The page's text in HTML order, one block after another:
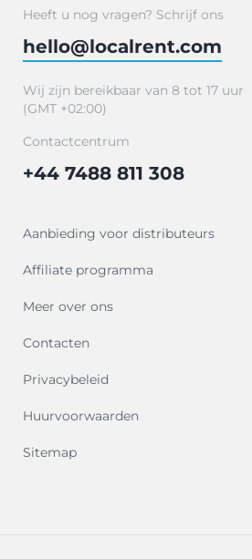
Aanbieding voor distributeurs
Affiliate programma
Meer over ons
Contacten
Privacybeleid
Huurvoorwaarden
Sitemap
Heeft u nog vragen? Schrijf ons
hello@localrent.com
Wij zijn bereikbaar van 8 tot 17 uur
(GMT +02:00)
Contactcentrum
+44 7488 811 308